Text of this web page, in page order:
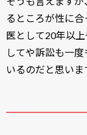
るところが性に
医として20年以
してや訴訟も一
いるのだと思いま